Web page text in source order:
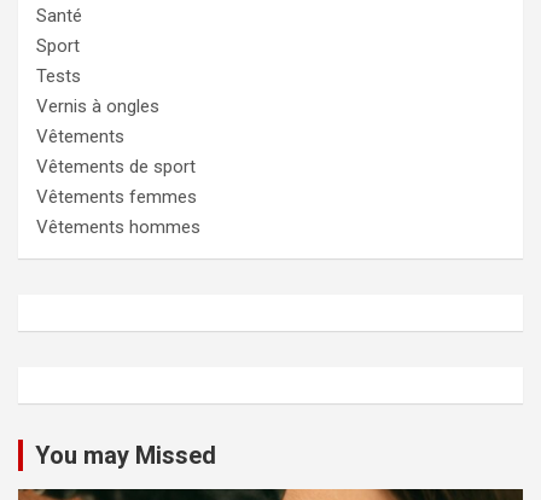
Santé
Sport
Tests
Vernis à ongles
Vêtements
Vêtements de sport
Vêtements femmes
Vêtements hommes
You may Missed